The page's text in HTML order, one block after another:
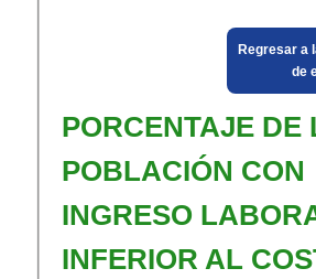
​Regresar a
de
PORCENTAJE DE
POBLACIÓN CON
INGRESO
INFERIOR AL